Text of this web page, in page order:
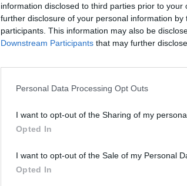
information disclosed to third parties prior to
further disclosure of your personal information by
participants. This information may also be
Downstream Participants that may further
Personal Data Processing Opt Outs
I want to opt-out of the Sharing of my
Opted In
I want to opt-out of the Sale of my Personal
Opted In